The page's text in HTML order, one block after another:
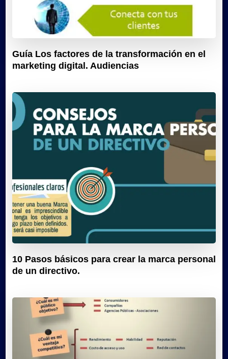
Guía Los factores de la transformación en el
marketing digital. Audiencias
10 Pasos básicos para crear la marca personal
de un directivo.